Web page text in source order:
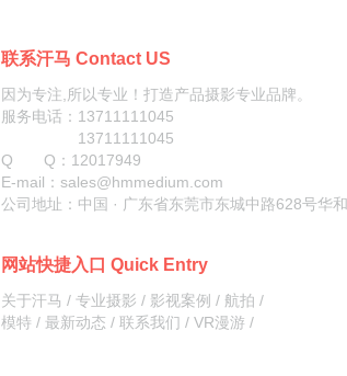
联系汗马 Contact US
因为专注,所以专业！打造产品摄影专业品牌。
服务电话：13711111045
13711111045
Q Q： 12017949
E-mail：sales@hmmedium.com
公司地址：中国 · 广东省东莞市东城中路628号华
网站快捷入口 Quick Entry
关于汗马 / 专业摄影 / 影视案例 / 航拍 /
模特 / 最新动态 / 联系我们 / VR漫游 /